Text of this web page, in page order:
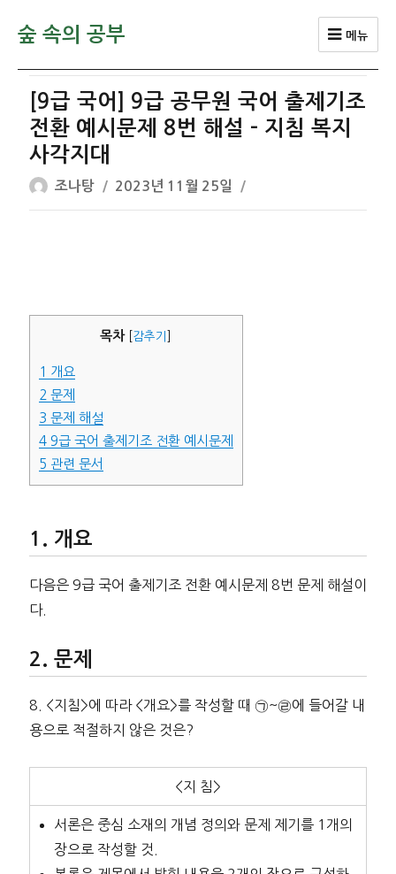
숲 속의 공부 메뉴
[9급 국어] 9급 공무원 국어 출제기조
전환 예시문제 8번 해설 – 지침 복지
사각지대
글
쓴
조나탕
작
성
2023년 11월 25일
목차 감추기
1 개요
2 문제
3 문제 해설
49급 국어 출제기조 전환 예시문제
5 관련 문서
개요
다음은 9급 국어 출제기조 전환 예시문제 8번 문제 해설이
다.
문제
8. <지침>에 따라 <개요>를 작성할 때 ㉠~㉣에 들어갈 내
용으로 적절하지 않은 것은?
<지 침>
서론은 중심 소재의 개념 정의와 문제 제기를 1개의
장으로 작성할 것.